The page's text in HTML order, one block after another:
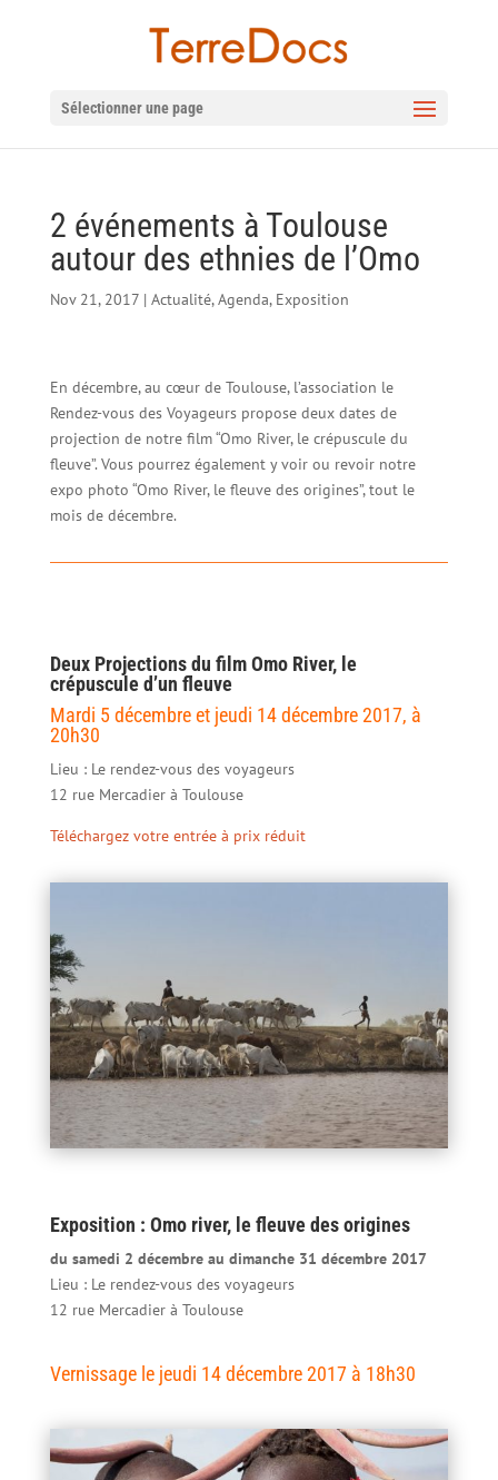
Sélectionner une page
2 événements à Toulouse
autour des ethnies de l’Omo
Nov 21, 2017| Actualité,Agenda, Exposition
En décembre, au cœur de Toulouse, l’association le
Rendez-vous des Voyageurs propose deux dates de
projection de notre film “Omo River, le crépuscule du
fleuve”. Vous pourrez également y voir ou revoir notre
expo photo “Omo River, le fleuve des origines”, tout le
mois de décembre.
Deux Projections du film Omo River, le
crépuscule d’un fleuve
Mardi 5 décembre et jeudi 14 décembre 2017, à
20h30
Lieu : Le rendez-vous des voyageurs
12 rue Mercadier à Toulouse
Téléchargez votre entrée à prix réduit
Exposition : Omo river, le fleuve des origines
du samedi 2 décembre au dimanche 31 décembre 2017
Lieu : Le rendez-vous des voyageurs
12 rue Mercadier à Toulouse
Vernissage le jeudi 14 décembre 2017 à 18h30